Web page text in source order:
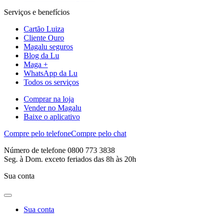
Serviços e benefícios
Cartão Luiza
Cliente Ouro
Magalu seguros
Blog da Lu
Maga +
WhatsApp da Lu
Todos os serviços
Comprar na loja
Vender no Magalu
Baixe o aplicativo
Compre pelo telefoneCompre pelo chat
Número de telefone 0800 773 3838
Seg. à Dom. exceto feriados das 8h às 20h
Sua conta
Sua conta